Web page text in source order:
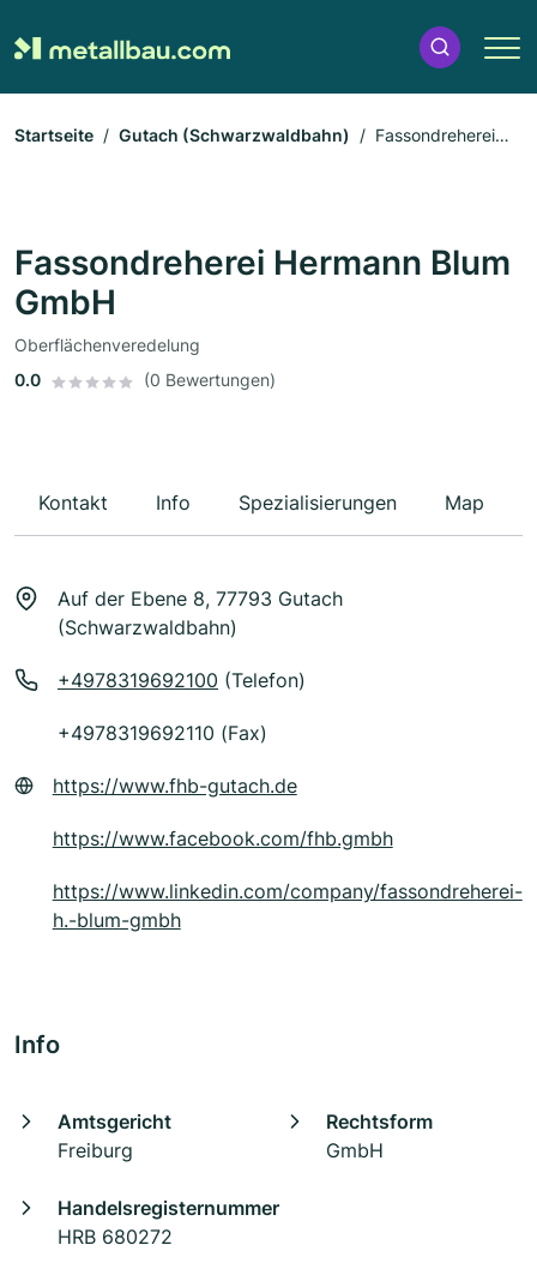
Startseite Gutach (Schwarzwaldbahn)
Fassondreherei
Fassondreherei Hermann Blum
GmbH
Oberflächenveredelung
0.0
(0 Bewertungen)
Kontakt Info Spezialisierungen Map
Auf der Ebene 8, 77793 Gutach
(Schwarzwaldbahn)
+4978319692100 (Telefon)
+4978319692110 (Fax)
https://www.fhb-gutach.de
https://www.facebook.com/fhb.gmbh
https://www.linkedin.com/company/fassondreherei-
h.-blum-gmbh
Info
Amtsgericht
Freiburg
Rechtsform
GmbH
Handelsregisternummer
HRB 680272